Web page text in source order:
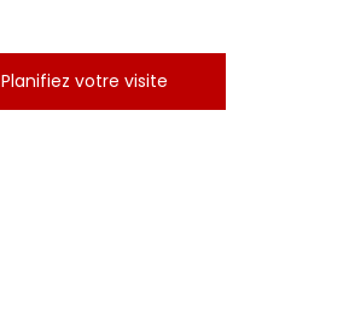
Planifiez votre visite